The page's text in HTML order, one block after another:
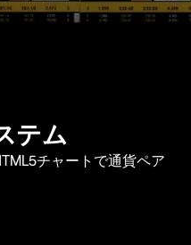
テム
チャートで通貨ペア